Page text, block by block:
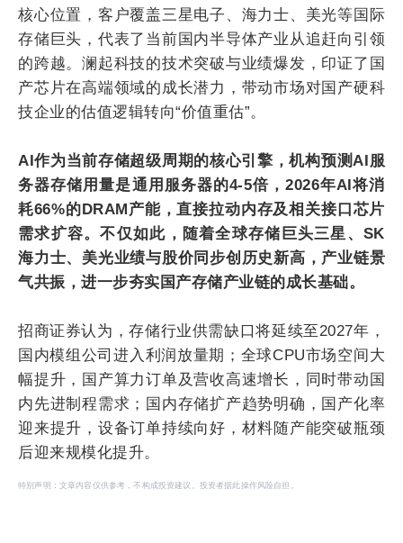
核心位置，客户覆盖三星电子、海力士、美光等国际
存储巨头，代表了当前国内半导体产业从追赶向引领
的跨越。澜起科技的技术突破与业绩爆发，印证了国
产芯片在高端领域的成长潜力，带动市场对国产硬科
技企业的估值逻辑转向“价值重估”。
AI作为当前存储超级周期的核心引擎，机构预测AI服
务器存储用量是通用服务器的4-5倍，2026年AI将消
耗66%的DRAM产能，直接拉动内存及相关接口芯片
需求扩容。不仅如此，随着全球存储巨头三星、SK
海力士、美光业绩与股价同步创历史新高，产业链景
气共振，进一步夯实国产存储产业链的成长基础。
招商证券认为，存储行业供需缺口将延续至2027年，
国内模组公司进入利润放量期；全球CPU市场空间大
幅提升，国产算力订单及营收高速增长，同时带动国
内先进制程需求；国内存储扩产趋势明确，国产化率
迎来提升，设备订单持续向好，材料随产能突破瓶颈
后迎来规模化提升。
特别声明：文章内容仅供参考，不构成投资建议。投资者据此操作风险自担。